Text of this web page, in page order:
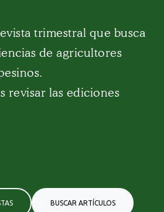
trimestral que busca
de agricultores
revisar las ediciones
BUSCAR ARTÍCULOS